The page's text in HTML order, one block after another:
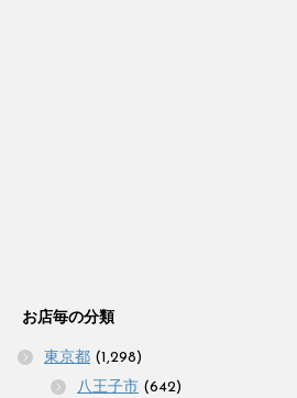
お店毎の分類
東京都 (1,298)
八王子市 (642)